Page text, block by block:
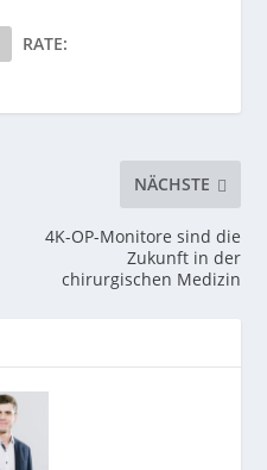
RATE:
NÄCHSTE
4K-OP-Monitore sind die
Zukunft in der
chirurgischen Medizin